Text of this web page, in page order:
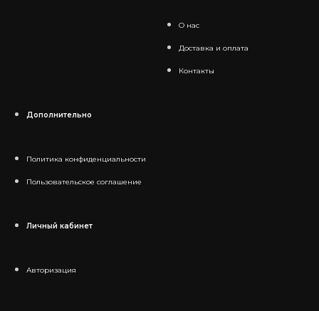
О нас
Доставка и оплата
Контакты
Дополнительно
Политика конфиденциальности
Пользовательское соглашение
Личный кабинет
Авторизация